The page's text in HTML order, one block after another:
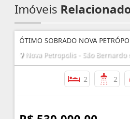
Imóveis
ÓTIMO SOBRADO NOVA
Nova Petropolis - São Bernardo
2 2